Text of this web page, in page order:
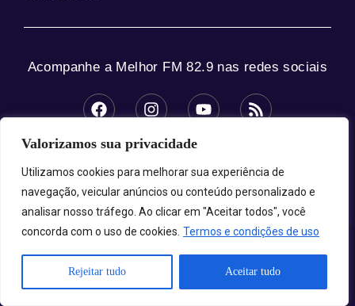
Valorizamos sua privacidade
Utilizamos cookies para melhorar sua experiência de
navegação, veicular anúncios ou conteúdo personalizado e
analisar nosso tráfego. Ao clicar em "Aceitar todos", você
concorda com o uso de cookies. Termos e condições de uso
Rejeitar tudo Aceitar tudo
Melhor FM 82.9 - A Sua Melhor Companhia!
Carregando programa...
Acompanhe a Melhor FM 82.9 nas redes sociais
© 2025 Melhor FM 82.9 – Todos os direitos
reservados.